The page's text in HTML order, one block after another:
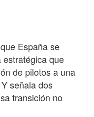
España se
que
de pilotos a una
señala dos
transición no